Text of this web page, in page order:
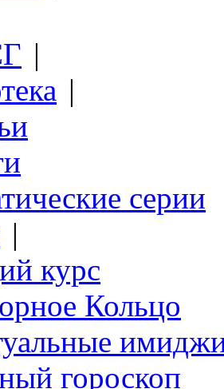
|
|
серии
|
курс
Кольцо
гороскоп